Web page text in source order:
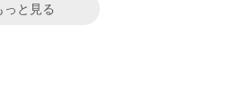
っと見る